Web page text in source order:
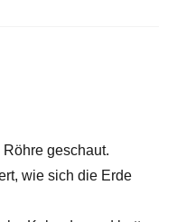
geschaut.
wie sich die Erde